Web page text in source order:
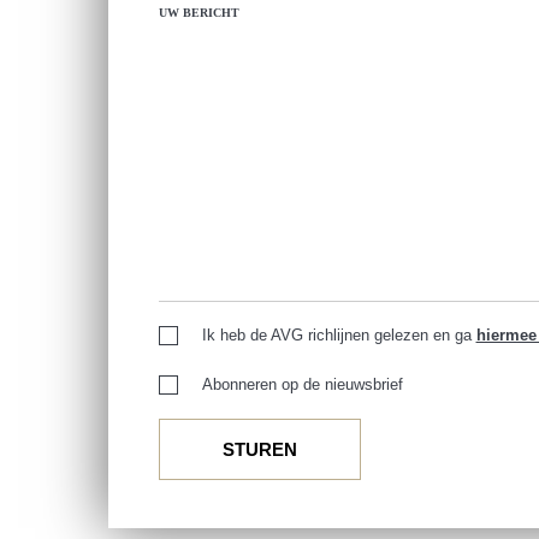
UW BERICHT
Ik heb de AVG richlijnen gelezen en ga
Abonneren op de nieuwsbrief